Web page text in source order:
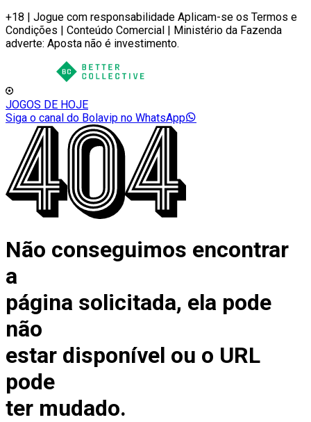
+18 | Jogue com responsabilidade Aplicam-se os Termos e
Condições | Conteúdo Comercial | Ministério da Fazenda
adverte: Aposta não é investimento.
JOGOS DE HOJE
Siga o canal do Bolavip no WhatsApp
Não conseguimos encontrar
a
página solicitada, ela pode
não
estar disponível ou o URL
pode
ter mudado.